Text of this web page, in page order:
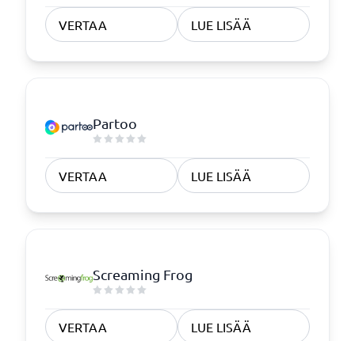
VERTAA LUE LISÄÄ
Partoo
VERTAA LUE LISÄÄ
Screaming Frog
VERTAA LUE LISÄÄ